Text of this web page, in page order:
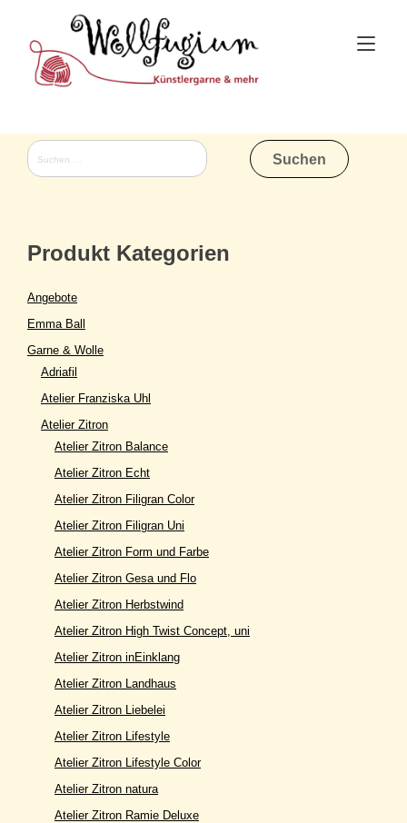
content
Suchen
nach:
Produkt Kategorien
Angebote
Emma Ball
Garne & Wolle
Adriafil
Atelier Franziska Uhl
Atelier Zitron
Atelier Zitron Balance
Atelier Zitron Echt
Atelier Zitron Filigran Color
Atelier Zitron Filigran Uni
Atelier Zitron Form und Farbe
Atelier Zitron Gesa und Flo
Atelier Zitron Herbstwind
Atelier Zitron High Twist Concept, uni
Atelier Zitron inEinklang
Atelier Zitron Landhaus
Atelier Zitron Liebelei
Atelier Zitron Lifestyle
Atelier Zitron Lifestyle Color
Atelier Zitron natura
Atelier Zitron Ramie Deluxe